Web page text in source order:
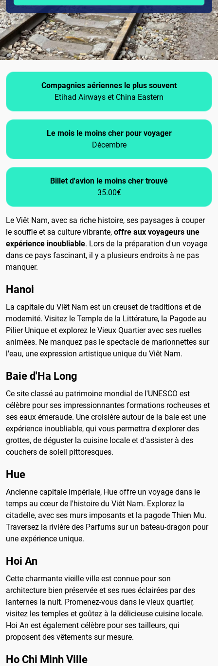
Compagnies aériennes le plus souvent
Etihad Airways et China Eastern
Le mois le moins cher pour voyager
Décembre
Billet d'avion le moins cher trouvé
35.00€
Le Viêt Nam, avec sa riche histoire, ses paysages à couper
le souffle et sa culture vibrante, offre aux voyageurs une
expérience inoubliable. Lors de la préparation d'un voyage
dans ce pays fascinant, il y a plusieurs endroits à ne pas
manquer.
Hanoi
La capitale du Viêt Nam est un creuset de traditions et de
modernité. Visitez le Temple de la Littérature, la Pagode au
Pilier Unique et explorez le Vieux Quartier avec ses ruelles
animées. Ne manquez pas le spectacle de marionnettes sur
l'eau, une expression artistique unique du Viêt Nam.
Baie d'Ha Long
Ce site classé au patrimoine mondial de l'UNESCO est
célèbre pour ses impressionnantes formations rocheuses et
ses eaux émeraude. Une croisière autour de la baie est une
expérience inoubliable, qui vous permettra d'explorer des
grottes, de déguster la cuisine locale et d'assister à des
couchers de soleil pittoresques.
Hue
Ancienne capitale impériale, Hue offre un voyage dans le
temps au cœur de l'histoire du Viêt Nam. Explorez la
citadelle, avec ses murs imposants et la pagode Thien Mu.
Traversez la rivière des Parfums sur un bateau-dragon pour
une expérience unique.
Hoi An
Cette charmante vieille ville est connue pour son
architecture bien préservée et ses rues éclairées par des
lanternes la nuit. Promenez-vous dans le vieux quartier,
visitez les temples et goûtez à la délicieuse cuisine locale.
Hoi An est également célèbre pour ses tailleurs, qui
proposent des vêtements sur mesure.
Ho Chi Minh Ville